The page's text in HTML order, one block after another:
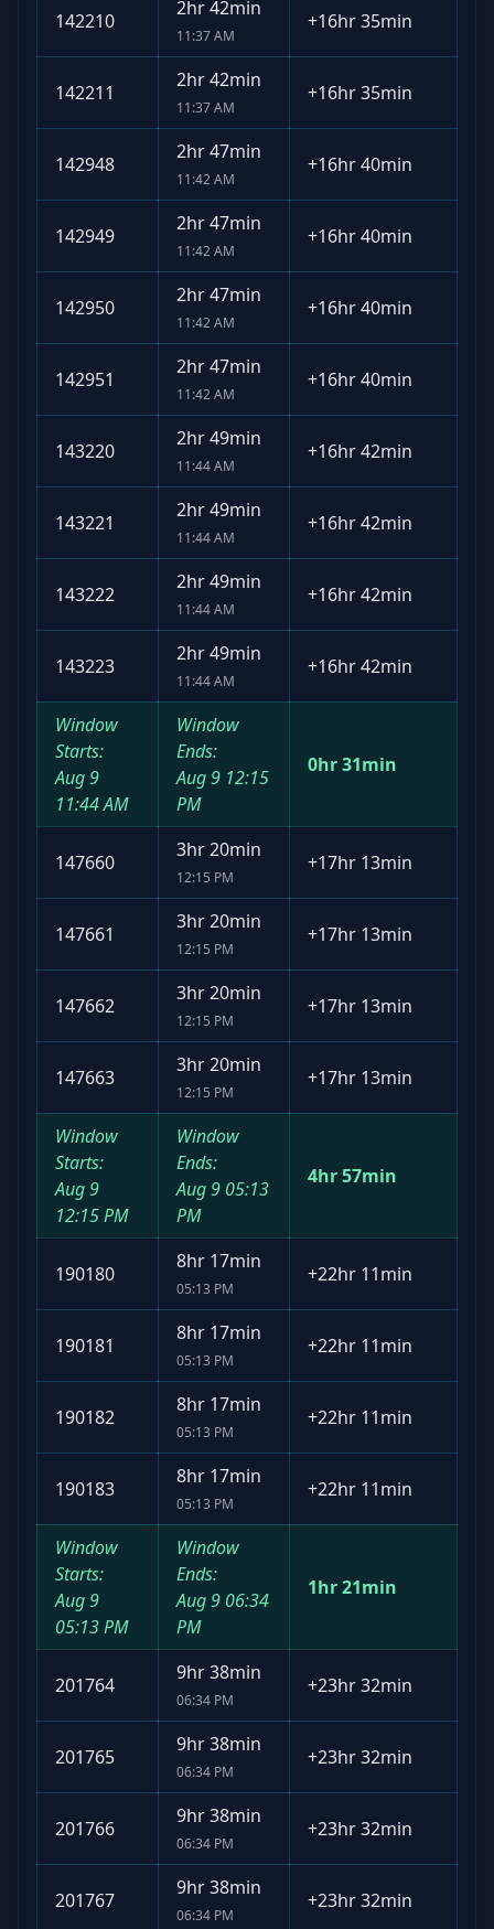
142210
2hr 42min
11:37 AM
+16hr 35min
142211
2hr 42min
11:37 AM
+16hr 35min
142948
2hr 47min
11:42 AM
+16hr 40min
142949
2hr 47min
11:42 AM
+16hr 40min
142950
2hr 47min
11:42 AM
+16hr 40min
142951
2hr 47min
11:42 AM
+16hr 40min
143220
2hr 49min
11:44 AM
+16hr 42min
143221
2hr 49min
11:44 AM
+16hr 42min
143222
2hr 49min
11:44 AM
+16hr 42min
143223
2hr 49min
11:44 AM
+16hr 42min
Window
Starts:
Aug 9
11:44 AM
Window
Ends:
Aug 9 12:15
PM
0hr 31min
147660
3hr 20min
12:15 PM
+17hr 13min
147661
3hr 20min
12:15 PM
+17hr 13min
147662
3hr 20min
12:15 PM
+17hr 13min
147663
3hr 20min
12:15 PM
+17hr 13min
Window
Starts:
Aug 9
12:15 PM
Window
Ends:
Aug 9 05:13
PM
4hr 57min
190180
8hr 17min
05:13 PM
+22hr 11min
190181
8hr 17min
05:13 PM
+22hr 11min
190182
8hr 17min
05:13 PM
+22hr 11min
190183
8hr 17min
05:13 PM
+22hr 11min
Window
Starts:
Aug 9
05:13 PM
Window
Ends:
Aug 9 06:34
PM
1hr 21min
201764
9hr 38min
06:34 PM
+23hr 32min
201765
9hr 38min
06:34 PM
+23hr 32min
201766
9hr 38min
06:34 PM
+23hr 32min
201767
9hr 38min
06:34 PM
+23hr 32min